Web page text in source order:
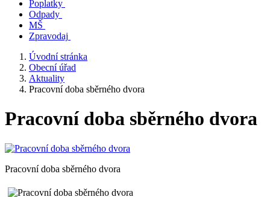
Poplatky
Odpady
MŠ
Zpravodaj
Úvodní stránka
Obecní úřad
Aktuality
Pracovní doba sběrného dvora
Pracovní doba sběrného dvora
Pracovní doba sběrného dvora